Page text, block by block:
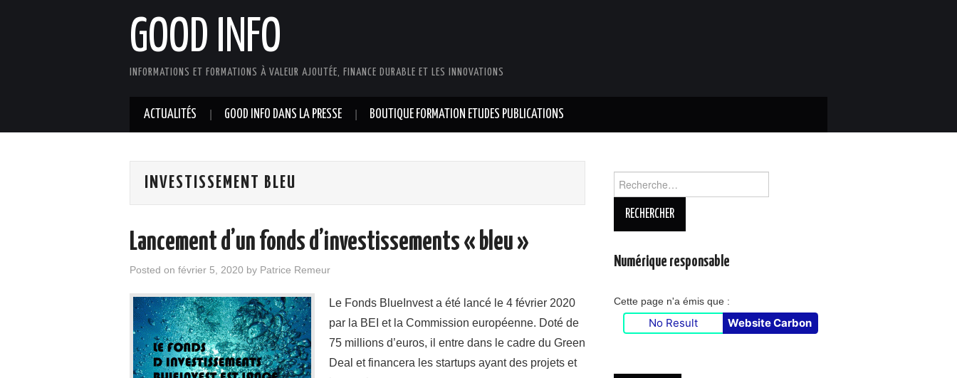
GOOD INFO
INFORMATIONS ET FORMATIONS À VALEUR AJOUTÉE, FINANCE DURABLE ET LES INNOVATIONS
ACTUALITÉS GOOD INFO DANS LA PRESSE BOUTIQUE FORMATION ETUDES PUBLICATIONS
INVESTISSEMENT BLEU
Lancement d’un fonds d’investissements « bleu »
Posted on février 5, 2020 by Patrice Remeur
Le Fonds BlueInvest a été lancé le 4 février 2020
par la BEI et la Commission européenne. Doté de
75 millions d’euros, il entre dans le cadre du Green
Deal et financera les startups ayant des projets et
Numérique responsable
Cette page n'a émis que :
No Result Website Carbon